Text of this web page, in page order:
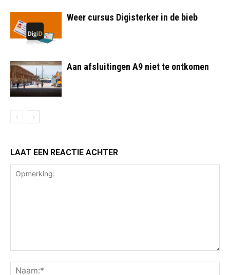
Weer cursus Digisterker in de bieb
Aan afsluitingen A9 niet te ontkomen
LAAT EEN REACTIE ACHTER